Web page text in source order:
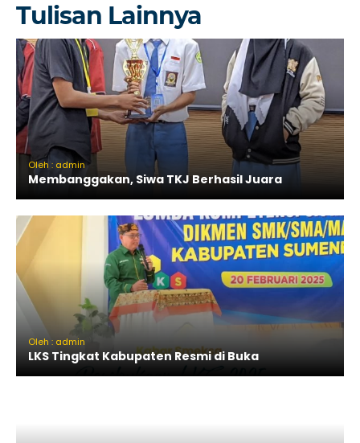
Tulisan Lainnya
Oleh : admin
Membanggakan, Siwa TKJ Berhasil Juara
Oleh : admin
LKS Tingkat Kabupaten Resmi di Buka